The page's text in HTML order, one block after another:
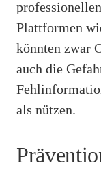
Plattformen
könnten zwar
auch die
als nützen.